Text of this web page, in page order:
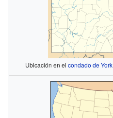
Ubicación en elcondado de York